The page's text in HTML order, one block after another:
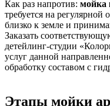
Как раз напротив: мойка
требуется на
близко к земле и
Заказать
детейлинг-студии
услуг данной
обработку составом с
Этапы мойки